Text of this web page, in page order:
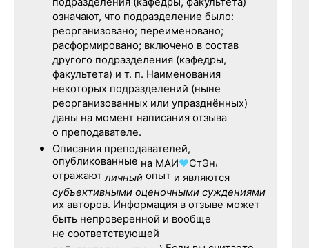
подразделения (кафедры, факультета)
означают, что подразделение было:
реорганизовано; переименовано;
расформировано; включено в состав
другого подразделения (кафедры,
факультета) и т. п. Наименования
некоторых подразделений (ныне
реорганизованных или упразднённых)
даны на момент написания отзыва
о преподавателе.
Описания преподавателей,
опубликованные на МАИ♥СтЭн,
отражаютличный опыт и являются
субъективными оценочными суждениями
их авторов. Информация в отзыве может
быть непроверенной и вообще
не соответствующей